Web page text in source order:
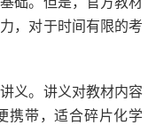
，对于时间有限的考
义。讲义对教材内容
携带，适合碎片化学